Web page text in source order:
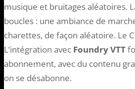
musique et bruitages aléatoires.
boucles : une ambiance de
charettes, de façon aléatoire. Le
L’intégration avec Foundry VTT
abonnement, avec du contenu
on se désabonne.